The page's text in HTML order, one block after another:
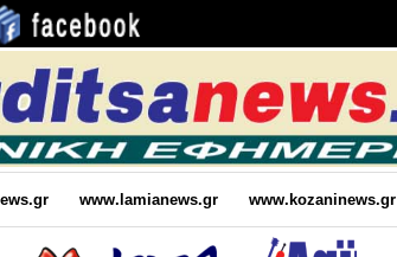
www.lamianews.gr www.kozaninews.gr